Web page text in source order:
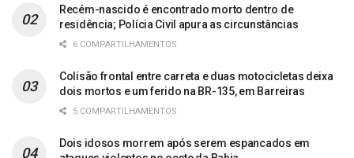
Recém-nascido é encontrado morto dentro de
residência; Polícia Civil apura as circunstâncias
6 COMPARTILHAMENTOS
Colisão frontal entre carreta e duas motocicletas deixa
dois mortos e um ferido na BR-135, em Barreiras
5 COMPARTILHAMENTOS
Dois idosos morrem após serem espancados em